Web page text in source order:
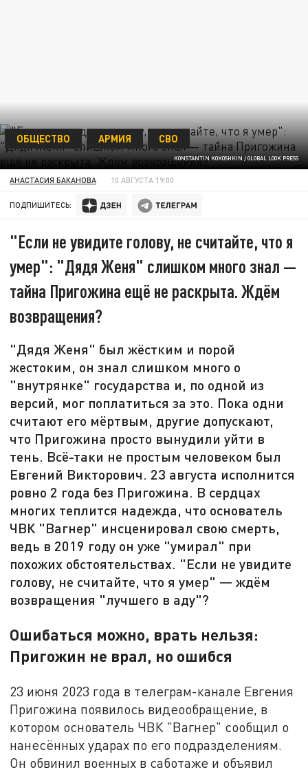
KONSTANTIN KOKOSHKIN / GLOBAL LOOK PRESS
ОБЩЕСТВО АРМИЯ СВО
АНАСТАСИЯ БАКАНОВА 10 АВГУСТА 19:00
ПОДПИШИТЕСЬ:
"Если не увидите голову, не считайте, что я
умер": "Дядя Женя" слишком много знал —
тайна Пригожина ещё не раскрыта. Ждём
возвращения?
"Дядя Женя" был жёстким и порой
жестоким, он знал слишком много о
"внутрянке" государства и, по одной из
версий, мог поплатиться за это. Пока одни
считают его мёртвым, другие допускают,
что Пригожина просто вынудили уйти в
тень. Всё-таки не простым человеком был
Евгений Викторович. 23 августа исполнится
ровно 2 года без Пригожина. В сердцах
многих теплится надежда, что основатель
ЧВК "Вагнер" инсценировал свою смерть,
ведь в 2019 году он уже "умирал" при
похожих обстоятельствах. "Если не увидите
голову, не считайте, что я умер" — ждём
возвращения "лучшего в аду"?
Ошибаться можно, врать нельзя:
Пригожин не врал, но ошибся
23 июня 2023 года в телеграм-канале Евгения
Пригожина появилось видеообращение, в
котором основатель ЧВК "Вагнер" сообщил о
нанесённых ударах по его подразделениям.
Он обвинил военных в саботаже и объявил